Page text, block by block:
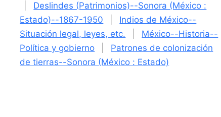
Deslindes (Patrimonios)--Sonora (México :
Estado)--1867-1950
Indios de México--
Situación legal, leyes, etc.
México--Historia--
Política y gobierno
Patrones de colonización
de tierras--Sonora (México : Estado)